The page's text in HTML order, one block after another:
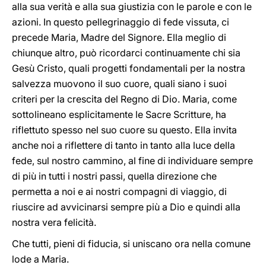
alla sua verità e alla sua giustizia con le parole e con le
azioni. In questo pellegrinaggio di fede vissuta, ci
precede Maria, Madre del Signore. Ella meglio di
chiunque altro, può ricordarci continuamente chi sia
Gesù Cristo, quali progetti fondamentali per la nostra
salvezza muovono il suo cuore, quali siano i suoi
criteri per la crescita del Regno di Dio. Maria, come
sottolineano esplicitamente le Sacre Scritture, ha
riflettuto spesso nel suo cuore su questo. Ella invita
anche noi a riflettere di tanto in tanto alla luce della
fede, sul nostro cammino, al fine di individuare sempre
di più in tutti i nostri passi, quella direzione che
permetta a noi e ai nostri compagni di viaggio, di
riuscire ad avvicinarsi sempre più a Dio e quindi alla
nostra vera felicità.
Che tutti, pieni di fiducia, si uniscano ora nella comune
lode a Maria.